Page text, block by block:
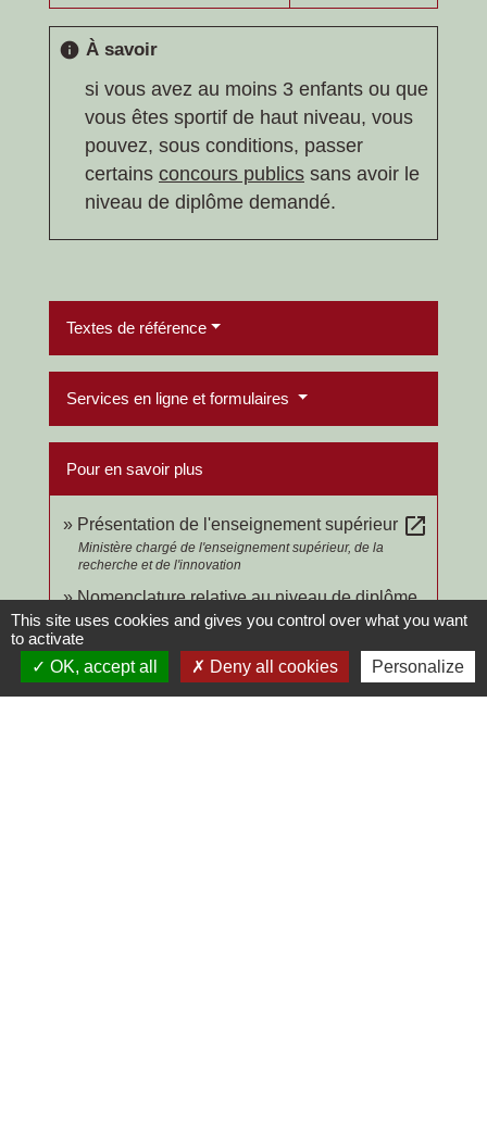
info À savoir
si vous avez au moins 3 enfants ou que
vous êtes sportif de haut niveau, vous
pouvez, sous conditions, passer
certains concours publics sans avoir le
niveau de diplôme demandé.
Textes de référence
Services en ligne et formulaires
Pour en savoir plus
Présentation de l'enseignement supérieur open_in_new
Ministère chargé de l'enseignement supérieur, de la
recherche et de l'innovation
Nomenclature relative au niveau de diplôme
open_in_new
Ministère chargé de l'enseignement supérieur, de la
recherche et de l'innovation
This site uses cookies and gives you control over what you want
to activate
OK, accept all
Deny all cookies Personalize